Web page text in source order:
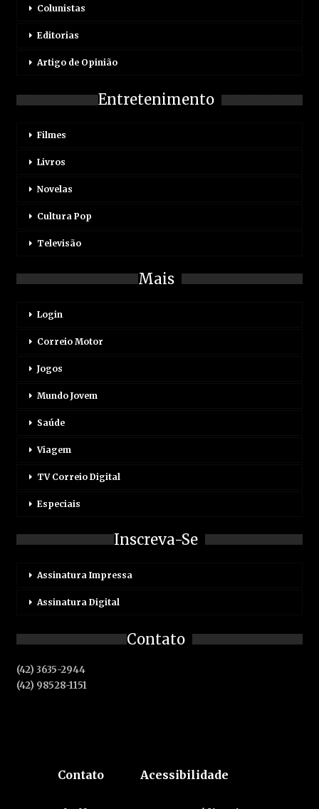
Colunistas
Editorias
Artigo de Opinião
Entretenimento
Filmes
Livros
Novelas
Cultura Pop
Televisão
Mais
Login
Correio Motor
Jogos
Mundo Jovem
Saúde
Viagem
TV Correio Digital
Especiais
Inscreva-Se
Assinatura Impressa
Assinatura Digital
Contato
(42) 3635-2944
(42) 98528-1151
Contato Acessibilidade